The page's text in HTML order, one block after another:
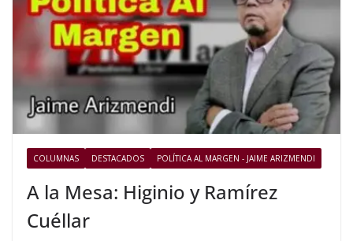
COLUMNAS DESTACADOS POLÍTICA AL MARGEN - JAIME ARIZMENDI
A la Mesa: Higinio y Ramírez
Cuéllar